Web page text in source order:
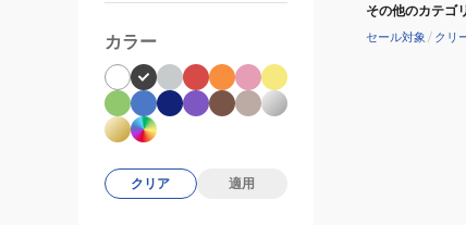
その他のカテゴ
セール対象 / クリ
カラー
クリア 適用